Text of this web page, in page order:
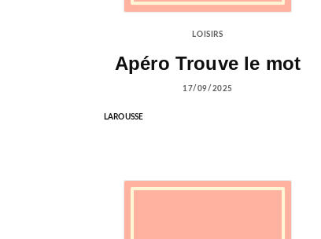
LOISIRS
Apéro Trouve le mot
17/09/2025
LAROUSSE